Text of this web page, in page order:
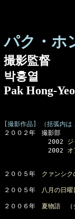
パク・ホ
撮影監督
박홍열
Pak Hong-
[撮影作品] （括弧内は
２００２年　撮影部
2002
2002 オ
２００５年 クァンシク
２００５年 八月の日曜
２００６年 夏物語 （